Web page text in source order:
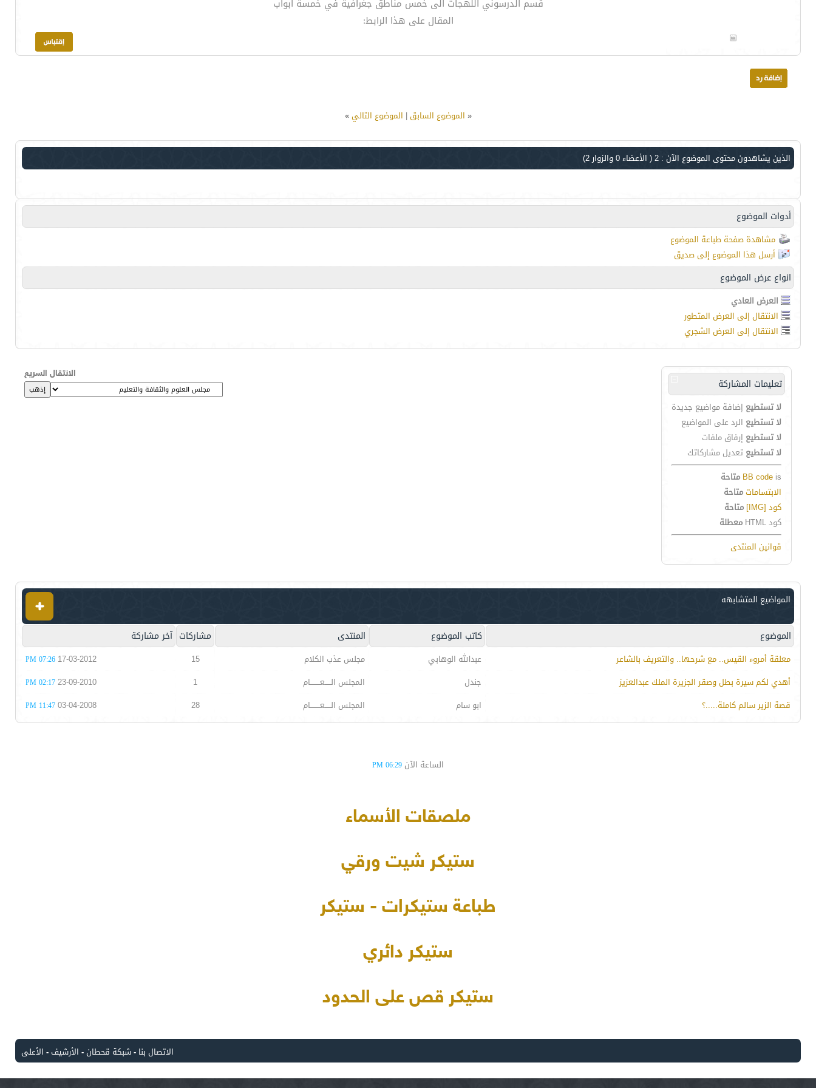
قسم الدرسوني اللهجات الى خمس مناطق جغرافية في خمسة ابواب
المقال على هذا الرابط:
« الموضوع السابق| الموضوع التالي»
الذين يشاهدون محتوى الموضوع الآن : 2 ( الأعضاء 0 والزوار 2)
أدوات الموضوع
مشاهدة صفحة طباعة الموضوع
أرسل هذا الموضوع إلى صديق
انواع عرض الموضوع
العرض العادي
الانتقال إلى العرض المتطور
الانتقال إلى العرض الشجري
تعليمات المشاركة
لا تستطيع إضافة مواضيع جديدة
لا تستطيع الرد على المواضيع
لا تستطيع إرفاق ملفات
لا تستطيع تعديل مشاركاتك
BB code is
متاحة
الابتساماتمتاحة
كود [IMG]
متاحة
كود HTML
معطلة
قوانين المنتدى
الانتقال السريع
المواضيع المتشابهه
الموضوع كاتب الموضوع المنتدى مشاركات آخر مشاركة
معلقة أمروء القيس.. مع شرحها.. والتعريف بالشاعر عبدالله الوهابي مجلس عذب الكلام 15
17-03-2012
07:26 PM
أهدي لكم سيرة بطل وصقر الجزيرة الملك عبدالعزيز جندل المجلس الـــــعــــــــام 1
23-09-2010
02:17 PM
قصة الزير سالم كاملة.....؟ ابو سام المجلس الـــــعــــــــام 28
03-04-2008
11:47 PM
الساعة الآن 06:29 PM
ملصقات الأسماء
ستيكر شيت ورقي
طباعة ستيكرات - ستيكر
ستيكر دائري
ستيكر قص على الحدود
الاتصال بنا -شبكة قحطان- الأرشيف- الأعلى